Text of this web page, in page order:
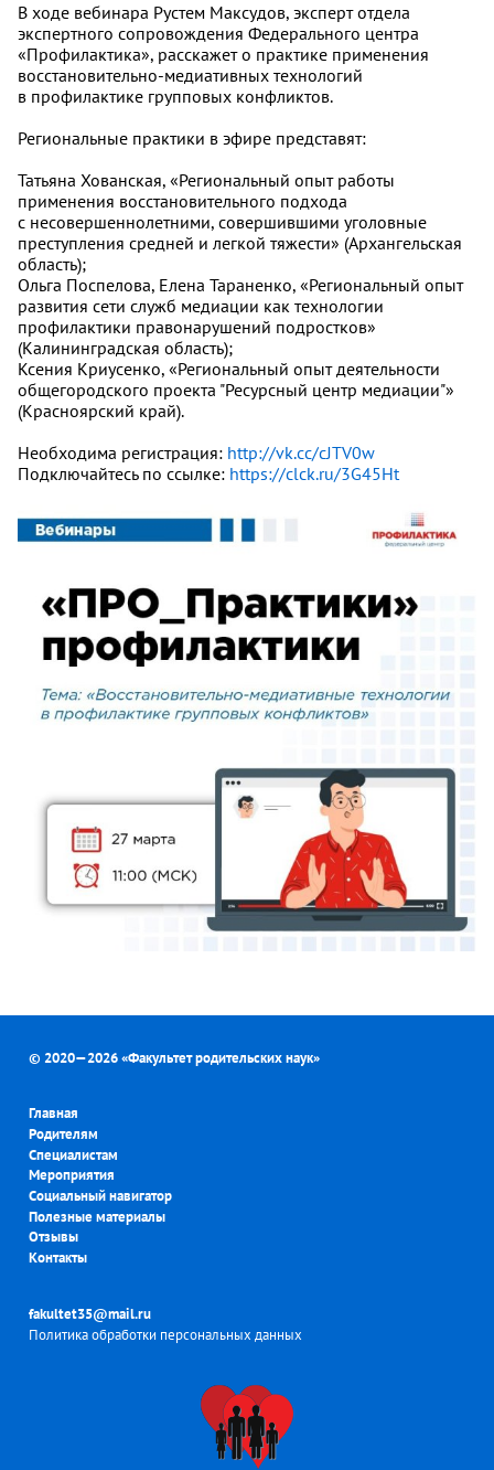
В ходе вебинара Рустем Максудов, эксперт отдела
экспертного сопровождения Федерального центра
«Профилактика», расскажет о практике применения
восстановительно-медиативных технологий
в профилактике групповых конфликтов.
Региональные практики в эфире представят:
Татьяна Хованская, «Региональный опыт работы
применения восстановительного подхода
с несовершеннолетними, совершившими уголовные
преступления средней и легкой тяжести» (Архангельская
область);
Ольга Поспелова, Елена Тараненко, «Региональный опыт
развития сети служб медиации как технологии
профилактики правонарушений подростков»
(Калининградская область);
Ксения Криусенко, «Региональный опыт деятельности
общегородского проекта "Ресурсный центр медиации"»
(Красноярский край).
Необходима регистрация: http://vk.cc/cJTV0w
Подключайтесь по ссылке: https://clck.ru/3G45Ht
© 2020—2026 «Факультет родительских наук»
Главная
Родителям
Специалистам
Мероприятия
Социальный навигатор
Полезные материалы
Отзывы
Контакты
fakultet35@mail.ru
Политика обработки персональных данных